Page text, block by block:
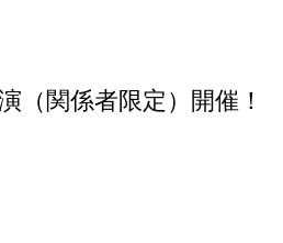
（関係者限定）開催！